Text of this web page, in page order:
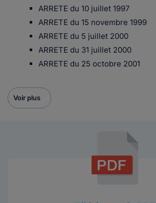
ARRETE du 10 juillet 1997
ARRETE du 15 novembre 1999
ARRETE du 5 juillet 2000
ARRETE du 31 juillet 2000
ARRETE du 25 octobre 2001
Voir plus